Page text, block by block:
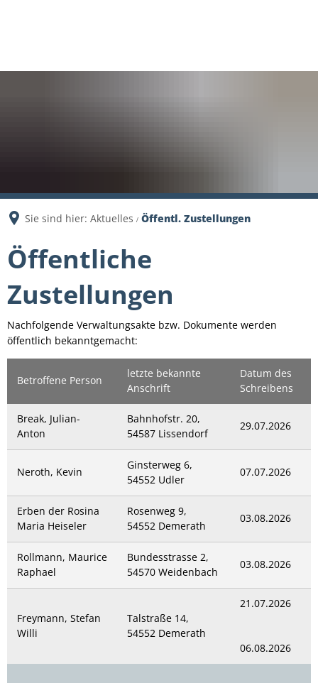
Sie sind hier: Aktuelles Öffentl. Zustellungen
Öffentliche
Zustellungen
Nachfolgende Verwaltungsakte bzw. Dokumente werden
öffentlich bekanntgemacht:
Betroffene Person
letzte bekannte
Anschrift
Datum des
Schreibens
Break, Julian-
Anton
Bahnhofstr. 20,
54587 Lissendorf
29.07.2026
Neroth, Kevin
Ginsterweg 6,
54552 Udler
07.07.2026
Erben der Rosina
Maria Heiseler
Rosenweg 9,
54552 Demerath
03.08.2026
Rollmann, Maurice
Raphael
Bundesstrasse 2,
54570 Weidenbach
03.08.2026
Freymann, Stefan
Willi
Talstraße 14,
54552 Demerath
21.07.2026
06.08.2026